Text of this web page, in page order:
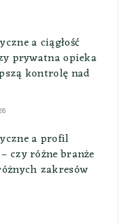
a ciągłość
prywatna opieka
kontrolę nad
a profil
czy różne branże
zakresów